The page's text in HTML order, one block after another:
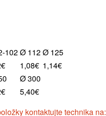
102Ø 112Ø 125
1,08€ 1,14€
Ø 300
5,40€
kontaktujte technika na: